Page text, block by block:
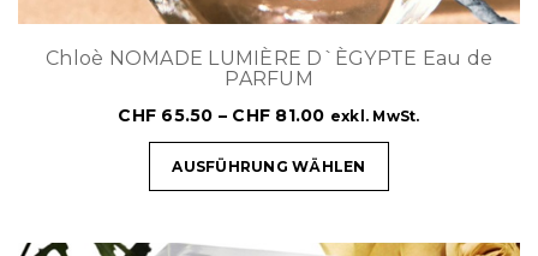
Chloè NOMADE LUMIÈRE D`ÈGYPTE Eau de
PARFUM
CHF 65.50 – CHF 81.00 exkl. MwSt.
AUSFÜHRUNG WÄHLEN